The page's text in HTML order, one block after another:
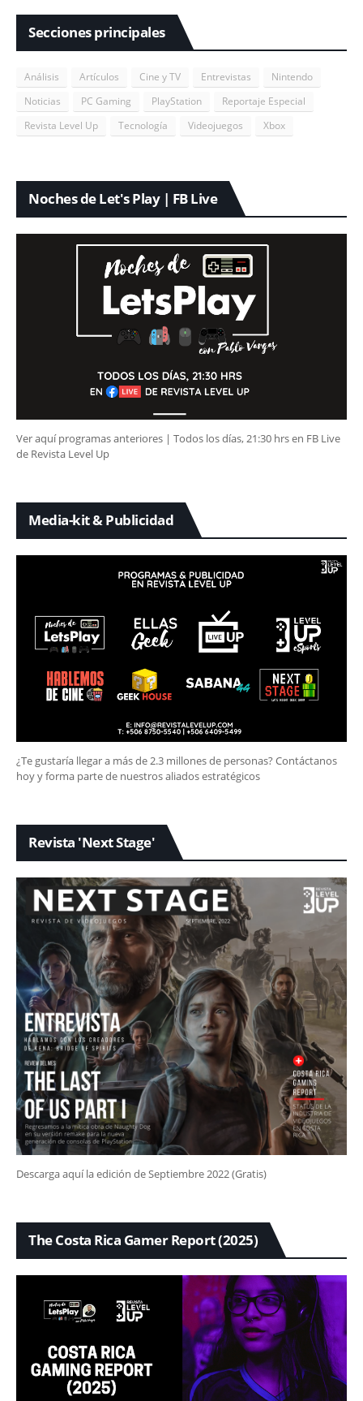
Secciones principales
Análisis Artículos Cine y TV Entrevistas
Nintendo
Noticias
PC Gaming PlayStation
Reportaje Especial
Revista Level Up
Tecnología Videojuegos Xbox
Noches de Let's Play | FB Live
Ver aquí programas anteriores | Todos los días, 21:30 hrs en FB Live
de Revista Level Up
Media-kit & Publicidad
¿Te gustaría llegar a más de 2.3 millones de personas? Contáctanos
hoy y forma parte de nuestros aliados estratégicos
Revista 'Next Stage'
Descarga aquí la edición de Septiembre 2022 (Gratis)
The Costa Rica Gamer Report (2025)